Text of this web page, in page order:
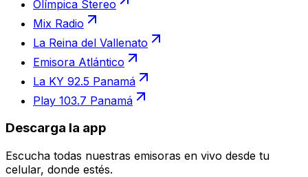
Olímpica Stereo
Mix Radio
La Reina del Vallenato
Emisora Atlántico
La KY 92.5 Panamá
Play 103.7 Panamá
Descarga la app
Escucha todas nuestras emisoras en vivo desde tu
celular, donde estés.